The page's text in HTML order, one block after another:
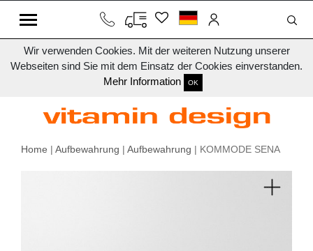
Wir verwenden Cookies. Mit der weiteren Nutzung unserer
Webseiten sind Sie mit dem Einsatz der Cookies einverstanden.
Mehr Information
OK
Home | Aufbewahrung | Aufbewahrung | KOMMODE SENA